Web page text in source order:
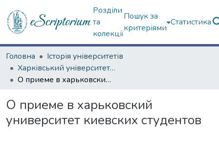
Розділи
та
колекції
Пошук за
критеріями
Статистика
Головна
Історія університетів
Харківський університет (сторінками періодичних видань)
О приеме в харьковский университет киевских студентов
О приеме в харьковский
университет киевских студентов